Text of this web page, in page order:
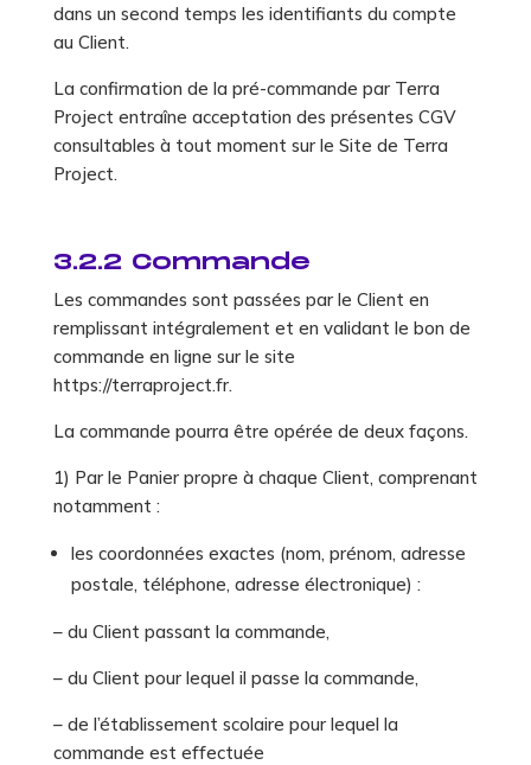
dans un second temps les identifiants du compte
au Client.
La confirmation de la pré-commande par Terra
Project entraîne acceptation des présentes CGV
consultables à tout moment sur le Site de Terra
Project.
3.2.2 Commande
Les commandes sont passées par le Client en
remplissant intégralement et en validant le bon de
commande en ligne sur le site
https://terraproject.fr.
La commande pourra être opérée de deux façons.
1) Par le Panier propre à chaque Client, comprenant
notamment :
les coordonnées exactes (nom, prénom, adresse
postale, téléphone, adresse électronique) :
– du Client passant la commande,
– du Client pour lequel il passe la commande,
– de l’établissement scolaire pour lequel la
commande est effectuée